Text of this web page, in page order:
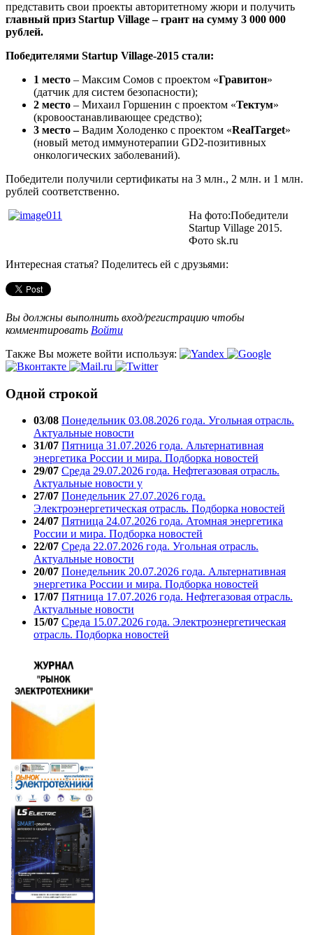
представить свои проекты авторитетному жюри и получить
главный приз Startup Village – грант на сумму 3 000 000
рублей.
Победителями Startup Village-2015 стали:
1 место – Максим Сомов с проектом «Гравитон»
(датчик для систем безопасности);
2 место – Михаил Горшенин с проектом «Тектум»
(кровоостанавливающее средство);
3 место –Вадим Холоденко с проектом «RealTarget»
(новый метод иммунотерапии GD2-позитивных
онкологических заболеваний).
Победители получили сертификаты на 3 млн., 2 млн. и 1 млн.
рублей соответственно.
На фото:Победители
Startup Village 2015.
Фото sk.ru
Интересная статья? Поделитесь ей с друзьями:
Вы должны выполнить вход/регистрацию чтобы
комментировать Войти
Также Вы можете войти используя:
Одной строкой
03/08 Понедельник 03.08.2026 года. Угольная отрасль.
Актуальные новости
31/07 Пятница 31.07.2026 года. Альтернативная
энергетика России и мира. Подборка новостей
29/07 Среда 29.07.2026 года. Нефтегазовая отрасль.
Актуальные новости у
27/07 Понедельник 27.07.2026 года.
Электроэнергетическая отрасль. Подборка новостей
24/07 Пятница 24.07.2026 года. Атомная энергетика
России и мира. Подборка новостей
22/07 Среда 22.07.2026 года. Угольная отрасль.
Актуальные новости
20/07 Понедельник 20.07.2026 года. Альтернативная
энергетика России и мира. Подборка новостей
17/07 Пятница 17.07.2026 года. Нефтегазовая отрасль.
Актуальные новости
15/07 Среда 15.07.2026 года. Электроэнергетическая
отрасль. Подборка новостей